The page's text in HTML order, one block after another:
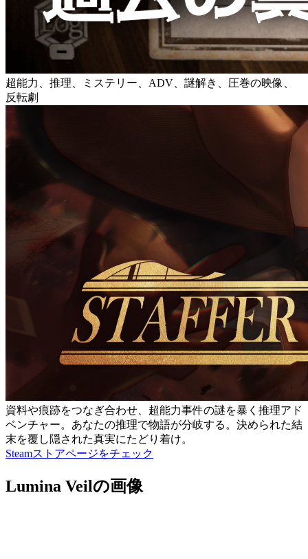
超能力、推理、ミステリー、ADV、謎解き、圧巻の映像、
反転劇
資料や痕跡をつなぎ合わせ、超能力事件の謎を暴く推理アド
ベンチャー。あなたの推理で物語が分岐する。決められた結
末を覆し隠された真実にたどり着け。
Steamストアページをチェック
Lumina Veilの画像